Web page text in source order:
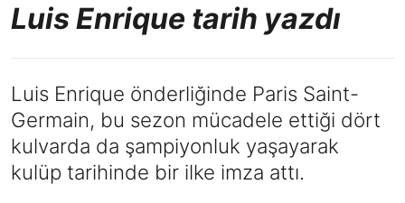
Luis Enrique tarih yazdı
Luis Enrique önderliğinde Paris Saint-
Germain, bu sezon mücadele ettiği dört
kulvarda da şampiyonluk yaşayarak
kulüp tarihinde bir ilke imza attı.